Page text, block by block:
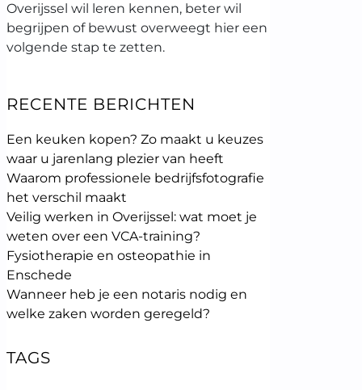
Overijssel wil leren kennen, beter wil
begrijpen of bewust overweegt hier een
volgende stap te zetten.
RECENTE BERICHTEN
Een keuken kopen? Zo maakt u keuzes
waar u jarenlang plezier van heeft
Waarom professionele bedrijfsfotografie
het verschil maakt
Veilig werken in Overijssel: wat moet je
weten over een VCA-training?
Fysiotherapie en osteopathie in
Enschede
Wanneer heb je een notaris nodig en
welke zaken worden geregeld?
TAGS